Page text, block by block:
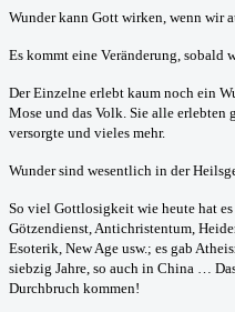
Wunder kann Gott wirken, wenn wir
Es kommt eine Veränderung, sobald
Der Einzelne erlebt kaum noch ein
Mose und das Volk. Sie alle erlebten
versorgte und vieles mehr.
Wunder sind wesentlich in der
So viel Gottlosigkeit wie heute hat
Götzendienst, Antichristentum,
Esoterik, New Age usw.; es gab
siebzig Jahre, so auch in China …
Durchbruch kommen!